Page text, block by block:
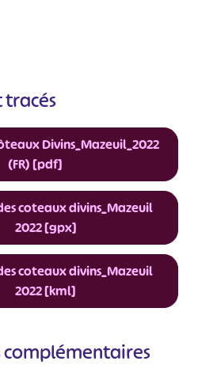
tracés
Divins_Mazeuil_2022
(FR) [pdf]
coteaux divins_Mazeuil
2022 [gpx]
coteaux divins_Mazeuil
2022 [kml]